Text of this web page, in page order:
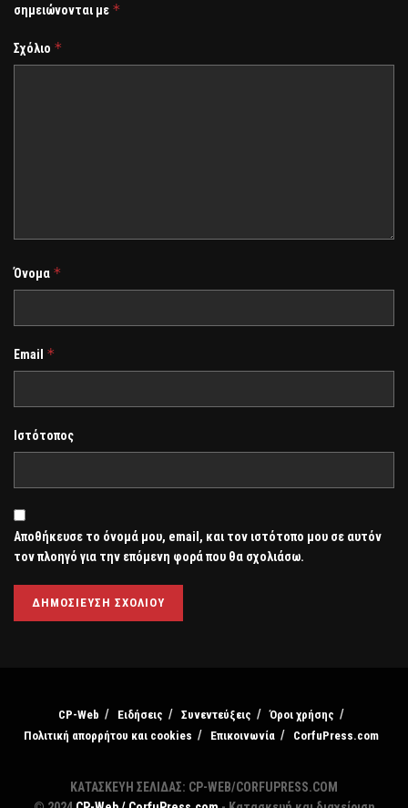
σημειώνονται με *
Σχόλιο *
Όνομα *
Email *
Ιστότοπος
Αποθήκευσε το όνομά μου, email, και τον ιστότοπο μου σε αυτόν
τον πλοηγό για την επόμενη φορά που θα σχολιάσω.
CP-Web Ειδήσεις Συνεντεύξεις
Όροι χρήσης
Πολιτική απορρήτου και cookies
Επικοινωνία CorfuPress.com
ΚΑΤΑΣΚΕΥΗ ΣΕΛΙΔΑΣ: CP-WEB/CORFUPRESS.COM